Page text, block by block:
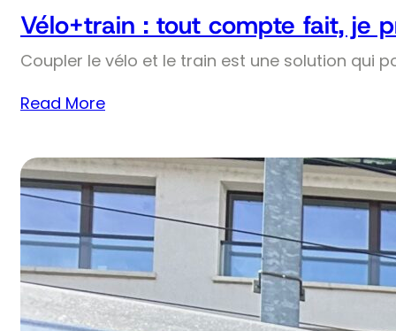
Vélo+train : tout compte fait, je
Coupler le vélo et le train est une solution qui
Read More